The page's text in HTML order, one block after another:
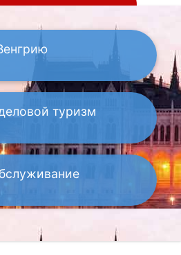
туризм